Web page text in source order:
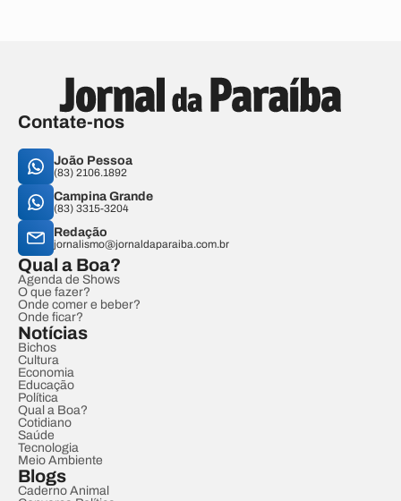
Contate-nos
João Pessoa
(83) 2106.1892
Campina Grande
(83) 3315-3204
Redação
jornalismo@jornaldaparaiba.com.br
Qual a Boa?
Agenda de Shows
O que fazer?
Onde comer e beber?
Onde ficar?
Notícias
Bichos
Cultura
Economia
Educação
Política
Qual a Boa?
Cotidiano
Saúde
Tecnologia
Meio Ambiente
Blogs
Caderno Animal